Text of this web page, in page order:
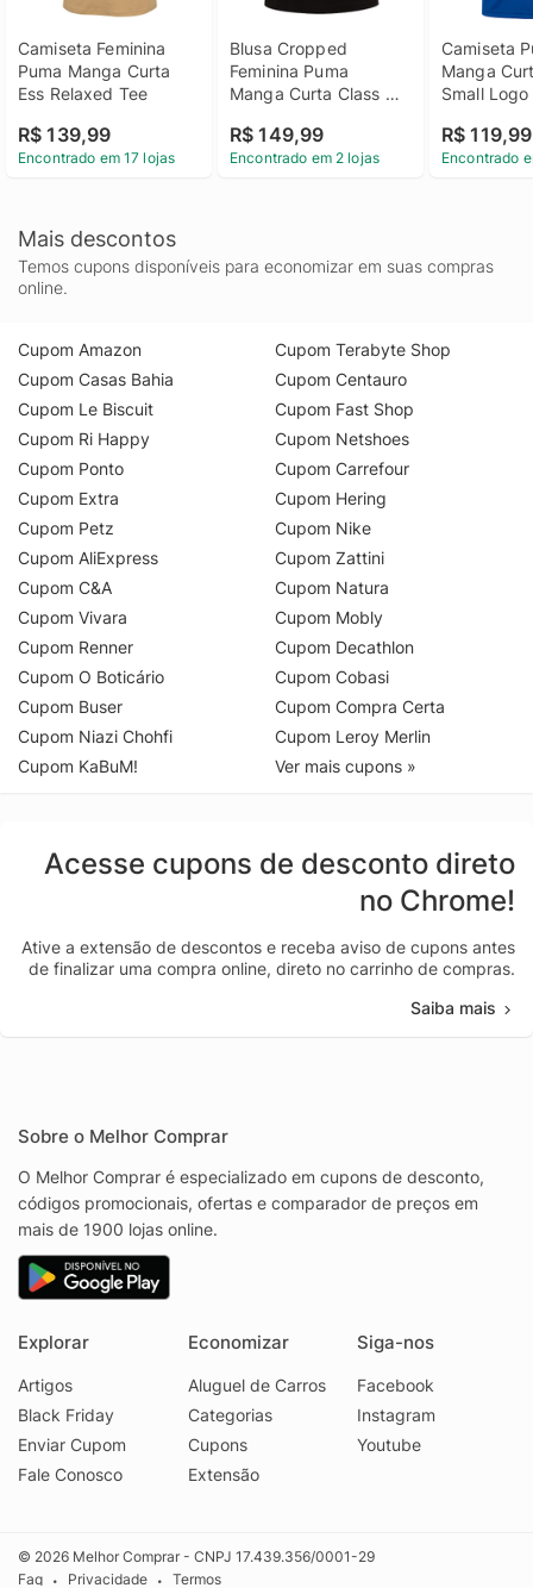
Camiseta Feminina
Puma Manga Curta
Ess Relaxed Tee
R$ 139,99
Encontrado em 17 lojas
Blusa Cropped
Feminina Puma
Manga Curta Class
R$ 149,99
Encontrado em 2 lojas
Camiseta
Manga
Small
R$ 119,99
Encontrado
Mais descontos
Temos cupons disponíveis para economizar em suas compras
online.
Cupom Amazon
Cupom Casas Bahia
Cupom Le Biscuit
Cupom Ri Happy
Cupom Ponto
Cupom Extra
Cupom Petz
Cupom AliExpress
Cupom C&A
Cupom Vivara
Cupom Renner
Cupom O Boticário
Cupom Buser
Cupom Niazi Chohfi
Cupom KaBuM!
Cupom Terabyte Shop
Cupom Centauro
Cupom Fast Shop
Cupom Netshoes
Cupom Carrefour
Cupom Hering
Cupom Nike
Cupom Zattini
Cupom Natura
Cupom Mobly
Cupom Decathlon
Cupom Cobasi
Cupom Compra Certa
Cupom Leroy Merlin
Ver mais cupons »
Acesse cupons de desconto direto
no Chrome!
Ative a extensão de descontos e receba aviso de cupons antes
de finalizar uma compra online, direto no carrinho de compras.
Saiba mais
Sobre o Melhor Comprar
O Melhor Comprar é especializado em cupons de desconto,
códigos promocionais, ofertas e comparador de preços em
mais de 1900 lojas online.
Explorar
Artigos
Black Friday
Enviar Cupom
Fale Conosco
Economizar
Aluguel de Carros
Categorias
Cupons
Extensão
Siga-nos
Facebook
Instagram
Youtube
© 2026 Melhor Comprar - CNPJ 17.439.356/0001-29
Faq
• Privacidade • Termos